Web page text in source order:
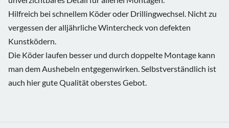
Hilfreich bei schnellem Köder oder Drillingwechsel. Nicht zu
vergessen der alljährliche Wintercheck von defekten
Kunstködern.
Die Köder laufen besser und durch doppelte Montage kann
man dem Aushebeln entgegenwirken. Selbstverständlich ist
auch hier gute Qualität oberstes Gebot.